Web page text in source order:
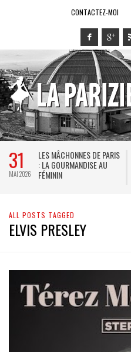
CONTACTEZ-MOI
31
MAI 2026
LES MÂCHONNES DE PARIS
: LA GOURMANDISE AU
FÉMININ
ALL POSTS TAGGED
ELVIS PRESLEY